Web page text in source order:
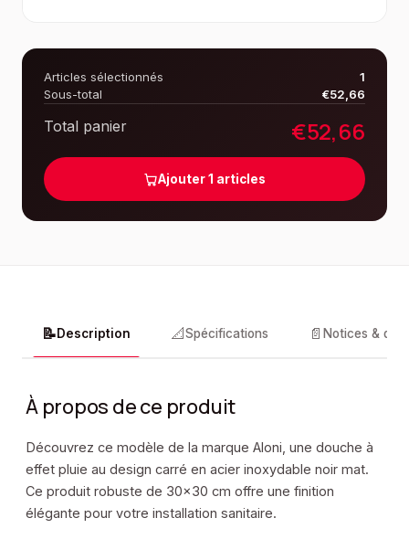
Articles sélectionnés
1
Sous-total
€52,66
Total panier €52,66
Ajouter1 articles
📝Description 📐Spécifications 📄 Notices &
À propos de ce produit
Découvrez ce modèle de la marque Aloni, une douche à
effet pluie au design carré en acier inoxydable noir mat.
Ce produit robuste de 30x30 cm offre une finition
élégante pour votre installation sanitaire.